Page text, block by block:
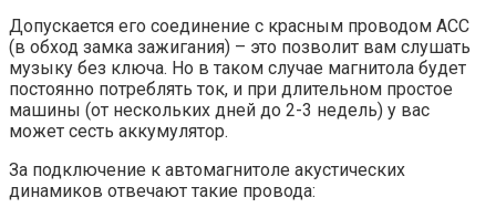
Допускается его соединение с красным проводом АСС
(в обход замка зажигания) – это позволит вам слушать
музыку без ключа. Но в таком случае магнитола будет
постоянно потреблять ток, и при длительном простое
машины (от нескольких дней до 2-3 недель) у вас
может сесть аккумулятор.
За подключение к автомагнитоле акустических
динамиков отвечают такие провода: